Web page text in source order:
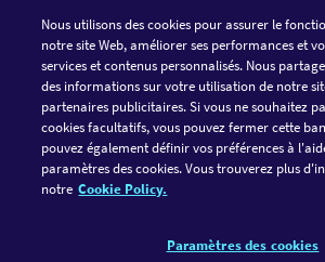
SUIVRE GAMETWIST
FACEBOOK
Nous utilisons des cookies pour assurer le
notre site Web, améliorer ses performances et
services et contenus personnalisés. Nous
des informations sur votre utilisation de notre
partenaires publicitaires. Si vous ne souhaitez
cookies facultatifs, vous pouvez fermer cette
pouvez également définir vos préférences à
paramètres des cookies. Vous trouverez plus
notre Cookie Policy.
Paramètres des cookies